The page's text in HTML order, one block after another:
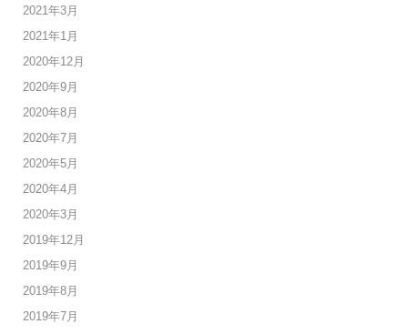
2021年3月
2021年1月
2020年12月
2020年9月
2020年8月
2020年7月
2020年5月
2020年4月
2020年3月
2019年12月
2019年9月
2019年8月
2019年7月